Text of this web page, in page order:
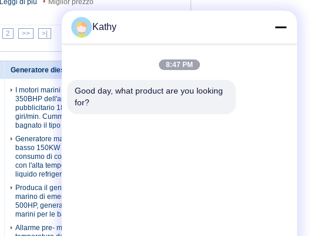
Leggi di più
Miglior prezzo
2 >> >|
Generatore diesel marini Set
I motori marini 261KW
350BHP dell'annuncio
pubblicitario 1800 il
giri/min. Cummins hanno
bagnato il tipo collettore
Generatore marino portatile
basso 150KW /188KVA del
consumo di combustibile
con l'alta temperatura del
liquido refrigerante
Produca il generatore
marino di emergenza
500HP, generatori diesel
marini per le barche a vela
Allarme pre- marino di
Contattici
Kathy
8:47 PM
Good day, what product are you looking
for?